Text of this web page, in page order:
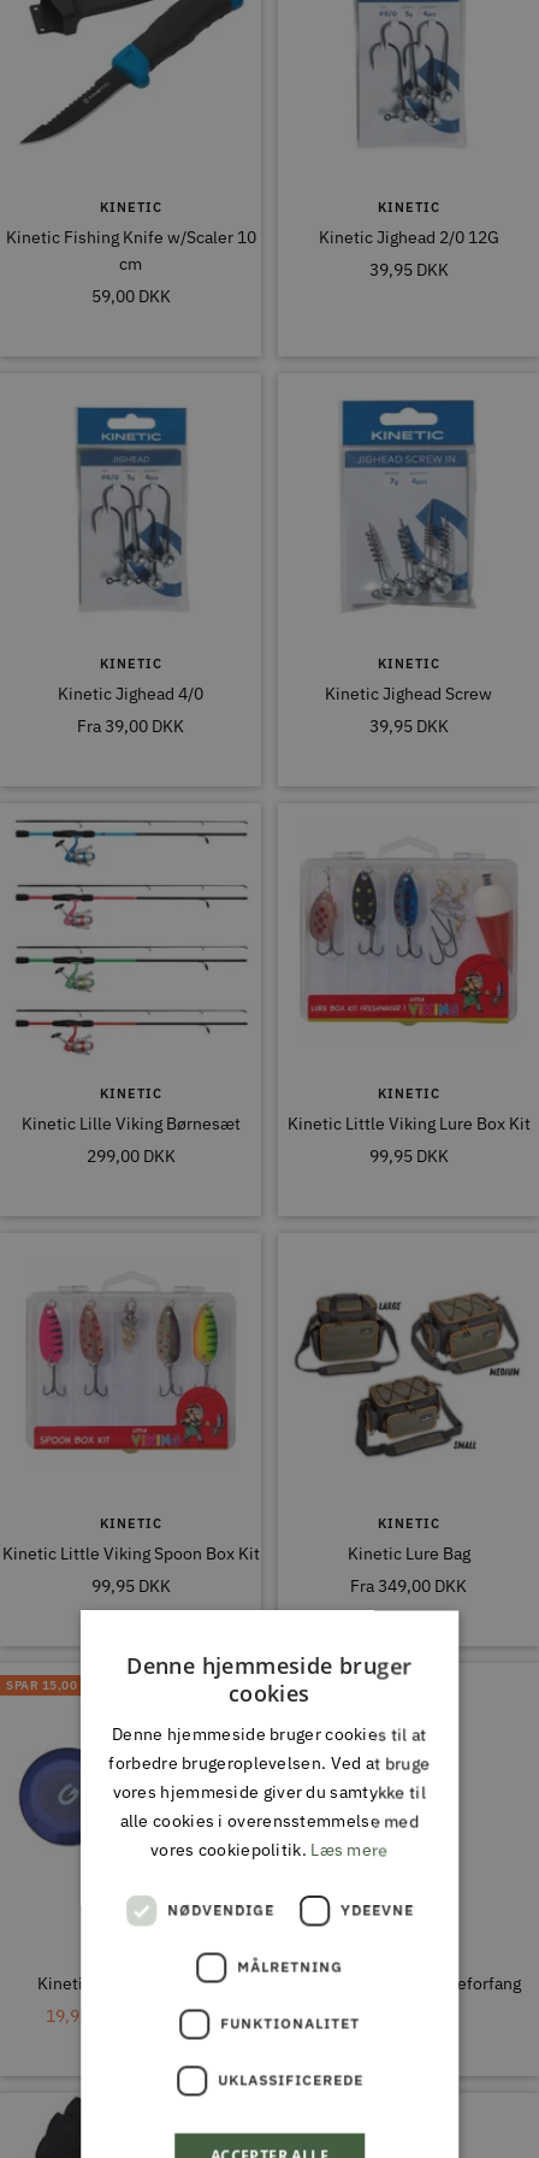
KINETIC
Kinetic Fishing Knife w/Scaler 10
cm
Tilbudspris
59,00 DKK
KINETIC
Kinetic Jighead 2/0 12G
Tilbudspris
39,95 DKK
KINETIC
Kinetic Jighead 4/0
Tilbudspris
Fra 39,00 DKK
KINETIC
Kinetic Jighead Screw
Tilbudspris
39,95 DKK
KINETIC
Kinetic Lille Viking Børnesæt
Tilbudspris
299,00 DKK
KINETIC
Kinetic Little Viking Lure Box Kit
Tilbudspris
99,95 DKK
KINETIC
Kinetic Little Viking Spoon Box Kit
Tilbudspris
99,95 DKK
KINETIC
Kinetic Lure Bag
Tilbudspris
Fra 349,00 DKK
SPAR 15,00 DKK
Kinetic Målebånd 150cm
Tilbudspris
19,95 DKK
Normal
34,95 DKK
Kinetic Maxcatch Sildeforfang
Denne hjemmeside bruger
cookies
Denne hjemmeside bruger cookies til at
forbedre brugeroplevelsen. Ved at bruge
vores hjemmeside giver du samtykke til
alle cookies i overensstemmelse med
vores cookiepolitik. Læs mere
NØDVENDIGE YDEEVNE
MÅLRETNING
FUNKTIONALITET
UKLASSIFICEREDE